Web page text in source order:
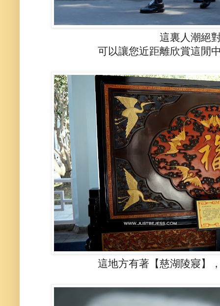
這裏人潮絕
可以讓您近距離欣賞這閒
這地方有著【慈湖陵寢】